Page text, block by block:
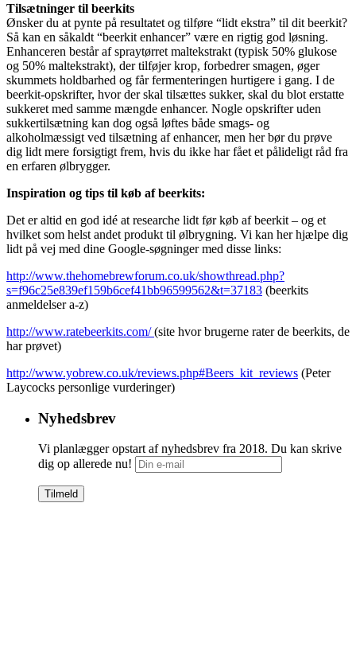
Tilsætninger til beerkits
Ønsker du at pynte på resultatet og tilføre “lidt ekstra” til dit beerkit?
Så kan en såkaldt “beerkit enhancer” være en rigtig god løsning.
Enhanceren består af spraytørret maltekstrakt (typisk 50% glukose
og 50% maltekstrakt), der tilføjer krop, forbedrer smagen, øger
skummets holdbarhed og får fermenteringen hurtigere i gang. I de
beerkit-opskrifter, hvor der skal tilsættes sukker, skal du blot erstatte
sukkeret med samme mængde enhancer. Nogle opskrifter uden
sukkertilsætning kan dog også løftes både smags- og
alkoholmæssigt ved tilsætning af enhancer, men her bør du prøve
dig lidt mere forsigtigt frem, hvis du ikke har fået et pålideligt råd fra
en erfaren ølbrygger.
Inspiration og tips til køb af beerkits:
Det er altid en god idé at researche lidt før køb af beerkit – og et
hvilket som helst andet produkt til ølbrygning. Vi kan her hjælpe dig
lidt på vej med dine Google-søgninger med disse links:
http://www.thehomebrewforum.co.uk/showthread.php?
s=f96c25e839ef159b6cef41bb96599562&t=37183 (beerkits
anmeldelser a-z)
http://www.ratebeerkits.com/(site hvor brugerne rater de beerkits, de
har prøvet)
http://www.yobrew.co.uk/reviews.php#Beers_kit_reviews (Peter
Laycocks personlige vurderinger)
Nyhedsbrev
Vi planlægger opstart af nyhedsbrev fra 2018. Du kan skrive
dig op allerede nu!